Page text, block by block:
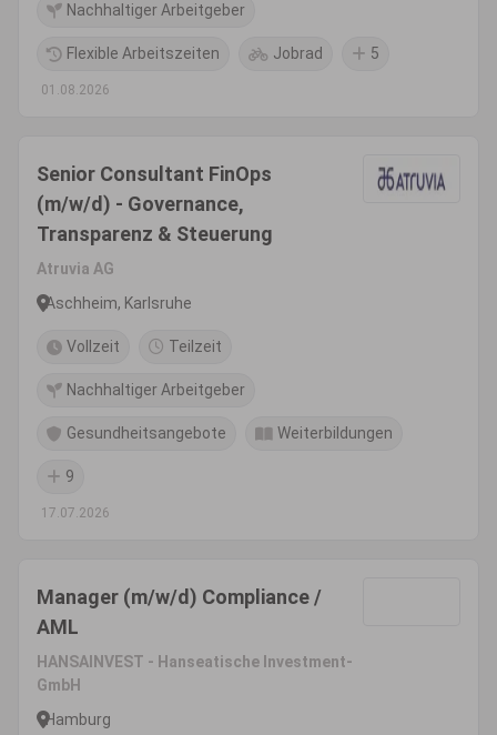
Nachhaltiger Arbeitgeber
Flexible Arbeitszeiten Jobrad 5
01.08.2026
Senior Consultant FinOps
(m/w/d) - Governance,
Transparenz & Steuerung
Atruvia AG
Aschheim, Karlsruhe
Vollzeit Teilzeit
Nachhaltiger Arbeitgeber
Gesundheitsangebote Weiterbildungen
9
17.07.2026
Manager (m/w/d) Compliance /
AML
HANSAINVEST - Hanseatische Investment-
GmbH
Hamburg